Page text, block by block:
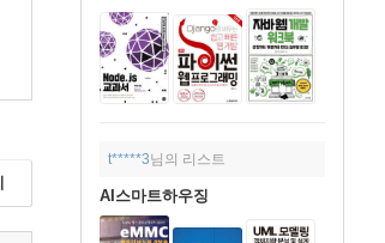
t*****3님의 리스트
AI스마트하우징